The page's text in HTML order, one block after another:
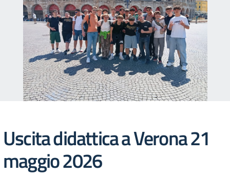
Uscita didattica a Verona 21
maggio 2026